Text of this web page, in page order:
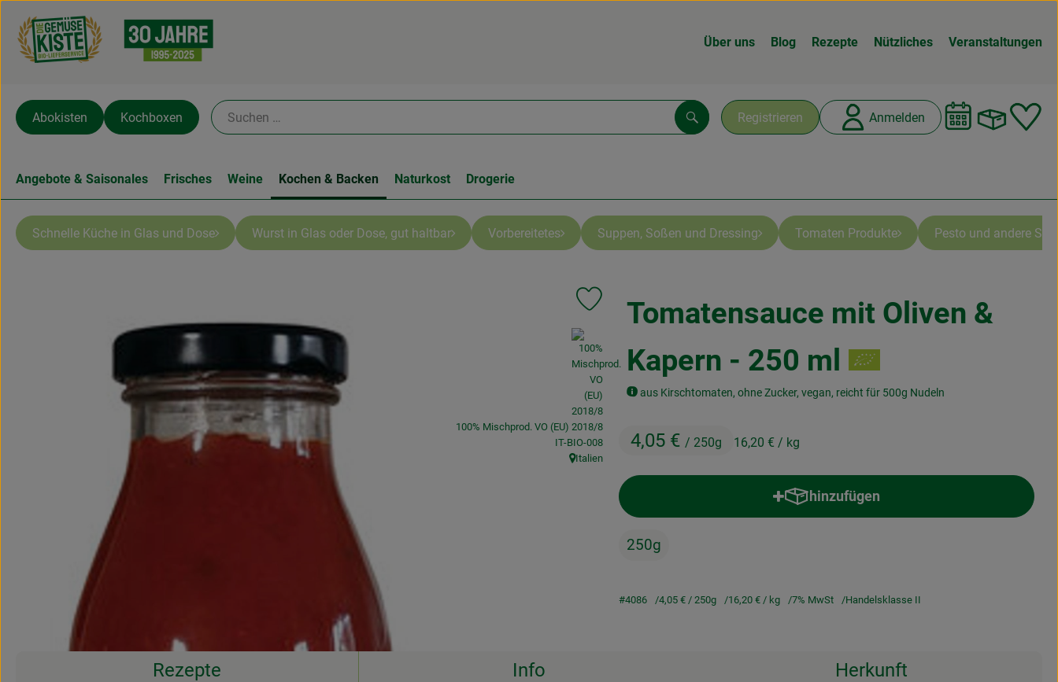
Über uns Blog Rezepte Nützliches Veranstaltungen
Registrieren Anmelden
Suchen
Abokisten Kochboxen
Angebote & Saisonales Frisches Weine Kochen & Backen Naturkost Drogerie
Schnelle Küche in Glas und Dose Wurst in Glas oder Dose, gut haltbar Vorbereitetes Suppen, Soßen und Dressing Tomaten Produkte Pesto und andere
Tomatensauce mit Oliven &
Kapern - 250 ml
aus Kirschtomaten, ohne Zucker, vegan, reicht für 500g Nudeln
4,05 € / 250g 16,20 € / kg
Produkt zu Favouriten hinzufügen
, Verband:
100% Mischprod. VO (EU) 2018/8
, Kontrollstelle:
IT-BIO-008
, Herkunft:
Italien
hinzufügen
Produkt zum Warenkorb hinzufügen
250g
#4086 4,05 € / 250g 16,20 € / kg 7% MwSt Handelsklasse II
Rezepte Info Herkunft